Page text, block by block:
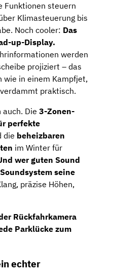
Funktionen steuern
Klimasteuerung bis
Noch cooler: Das
up-Display.
werden
projiziert – das
wie in einem Kampfjet,
praktisch.
auch. Die 3-Zonen-
perfekte
die beheizbaren
im Winter für
wer guten Sound
seine
präzise Höhen,
Rückfahrkamera
Parklücke zum
echter